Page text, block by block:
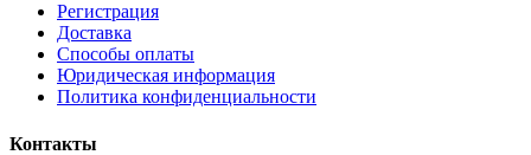
Регистрация
Доставка
Способы оплаты
Юридическая информация
Политика конфиденциальности
Контакты